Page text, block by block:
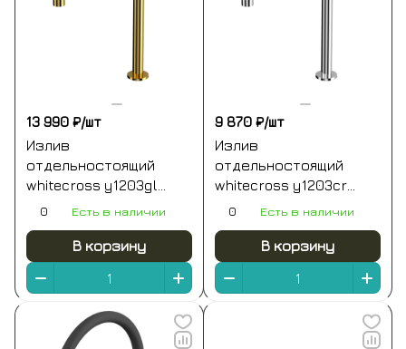
13 990 ₽/шт
Излив
отдельностоящий
whitecross y1203gl
(золото)
0 Есть в наличии
В корзину
9 870 ₽/шт
Излив
отдельностоящий
whitecross y1203cr
(хром)
0 Есть в наличии
В корзину